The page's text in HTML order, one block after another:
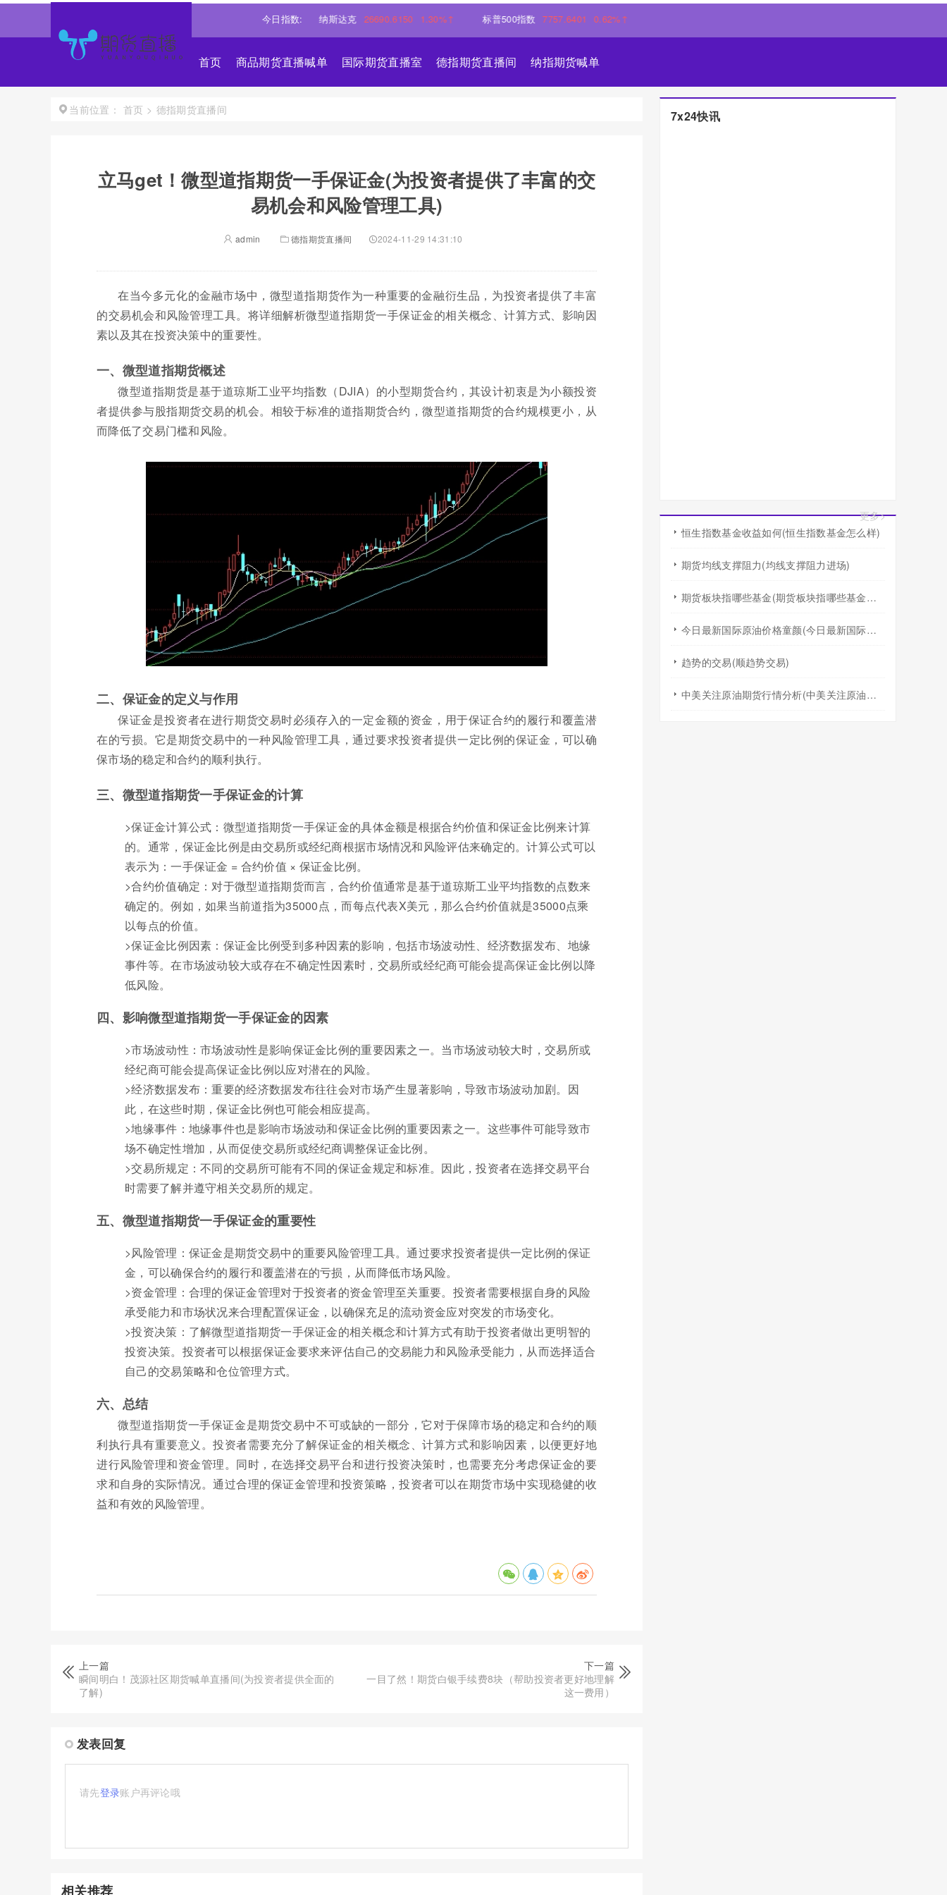
今日指数:纳斯达克 26690.6150 1.30%↑ 标普500指数 7757.6401 0.62%↑
首页 商品期货直播喊单 国际期货直播室 德指期货直播间 纳指期货喊单
当前位置： 首页 > 德指期货直播间
立马get！微型道指期货一手保证金(为投资者提供了丰富的交
易机会和风险管理工具)
admin 德指期货直播间 2024-11-29 14:31:10
在当今多元化的金融市场中，微型道指期货作为一种重要的金融衍生品，为投资者提供了丰富
的交易机会和风险管理工具。将详细解析微型道指期货一手保证金的相关概念、计算方式、影响因
素以及其在投资决策中的重要性。
一、微型道指期货概述
微型道指期货是基于道琼斯工业平均指数（DJIA）的小型期货合约，其设计初衷是为小额投资
者提供参与股指期货交易的机会。相较于标准的道指期货合约，微型道指期货的合约规模更小，从
而降低了交易门槛和风险。
二、保证金的定义与作用
保证金是投资者在进行期货交易时必须存入的一定金额的资金，用于保证合约的履行和覆盖潜
在的亏损。它是期货交易中的一种风险管理工具，通过要求投资者提供一定比例的保证金，可以确
保市场的稳定和合约的顺利执行。
三、微型道指期货一手保证金的计算
>保证金计算公式：微型道指期货一手保证金的具体金额是根据合约价值和保证金比例来计算
的。通常，保证金比例是由交易所或经纪商根据市场情况和风险评估来确定的。计算公式可以
表示为：一手保证金 = 合约价值 × 保证金比例。
>合约价值确定：对于微型道指期货而言，合约价值通常是基于道琼斯工业平均指数的点数来
确定的。例如，如果当前道指为35000点，而每点代表X美元，那么合约价值就是35000点乘
以每点的价值。
>保证金比例因素：保证金比例受到多种因素的影响，包括市场波动性、经济数据发布、地缘
事件等。在市场波动较大或存在不确定性因素时，交易所或经纪商可能会提高保证金比例以降
低风险。
四、影响微型道指期货一手保证金的因素
>市场波动性：市场波动性是影响保证金比例的重要因素之一。当市场波动较大时，交易所或
经纪商可能会提高保证金比例以应对潜在的风险。
>经济数据发布：重要的经济数据发布往往会对市场产生显著影响，导致市场波动加剧。因
此，在这些时期，保证金比例也可能会相应提高。
>地缘事件：地缘事件也是影响市场波动和保证金比例的重要因素之一。这些事件可能导致市
场不确定性增加，从而促使交易所或经纪商调整保证金比例。
>交易所规定：不同的交易所可能有不同的保证金规定和标准。因此，投资者在选择交易平台
时需要了解并遵守相关交易所的规定。
五、微型道指期货一手保证金的重要性
>风险管理：保证金是期货交易中的重要风险管理工具。通过要求投资者提供一定比例的保证
金，可以确保合约的履行和覆盖潜在的亏损，从而降低市场风险。
>资金管理：合理的保证金管理对于投资者的资金管理至关重要。投资者需要根据自身的风险
承受能力和市场状况来合理配置保证金，以确保充足的流动资金应对突发的市场变化。
>投资决策：了解微型道指期货一手保证金的相关概念和计算方式有助于投资者做出更明智的
投资决策。投资者可以根据保证金要求来评估自己的交易能力和风险承受能力，从而选择适合
自己的交易策略和仓位管理方式。
六、总结
微型道指期货一手保证金是期货交易中不可或缺的一部分，它对于保障市场的稳定和合约的顺
利执行具有重要意义。投资者需要充分了解保证金的相关概念、计算方式和影响因素，以便更好地
进行风险管理和资金管理。同时，在选择交易平台和进行投资决策时，也需要充分考虑保证金的要
求和自身的实际情况。通过合理的保证金管理和投资策略，投资者可以在期货市场中实现稳健的收
益和有效的风险管理。
上一篇
瞬间明白！茂源社区期货喊单直播间(为投资者提供全面的
了解)
下一篇
一目了然！期货白银手续费8块（帮助投资者更好地理解
这一费用）
发表回复
请先登录账户再评论哦
相关推荐
7x24快讯
更多>
恒生指数基金收益如何(恒生指数基金怎么样)
期货均线支撑阻力(均线支撑阻力进场)
期货板块指哪些基金(期货板块指哪些基金行业)
今日最新国际原油价格童颜(今日最新国际原油价格查询)
趋势的交易(顺趋势交易)
中美关注原油期货行情分析(中美关注原油期货行情分析报告)